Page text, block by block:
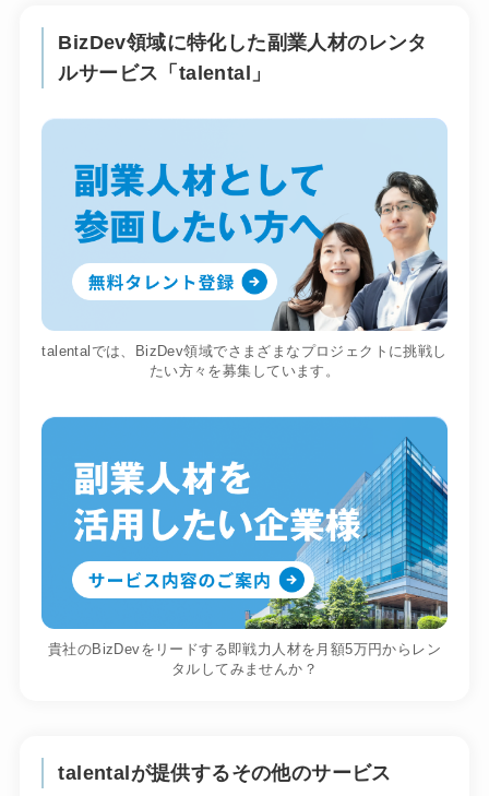
BizDev領域に特化した副業人材のレンタ
ルサービス「talental」
talentalでは、BizDev領域でさまざまなプロジェクトに挑戦し
たい方々を募集しています。
貴社のBizDevをリードする即戦力人材を月額5万円からレン
タルしてみませんか？
talentalが提供するその他のサービス